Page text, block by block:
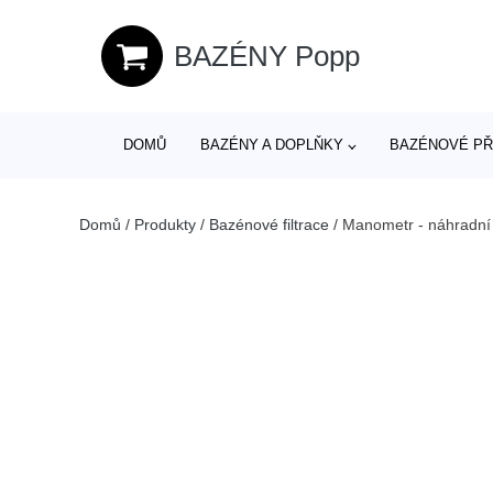
BAZÉNY Popp
DOMŮ BAZÉNY A DOPLŇKY BAZÉNOVÉ
Domů / Produkty / Bazénové filtrace / Manometr -